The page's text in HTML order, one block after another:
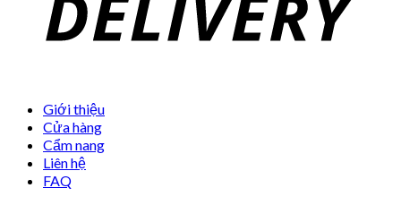
Giới thiệu
Cửa hàng
Cẩm nang
Liên hệ
FAQ